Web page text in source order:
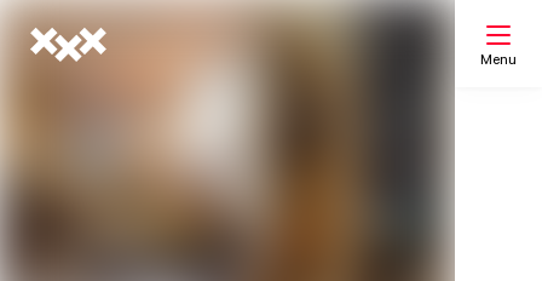
Menu